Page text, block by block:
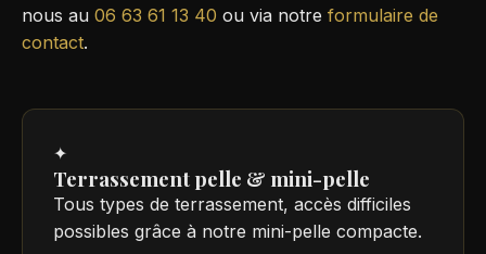
nous au 06 63 61 13 40 ou via notre formulaire de
contact.
✦
Terrassement pelle & mini-pelle
Tous types de terrassement, accès difficiles
possibles grâce à notre mini-pelle compacte.